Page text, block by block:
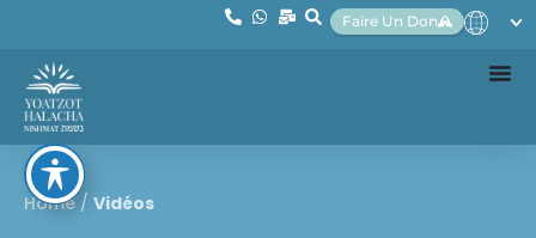
Faire Un Don
Home/ Vidéos